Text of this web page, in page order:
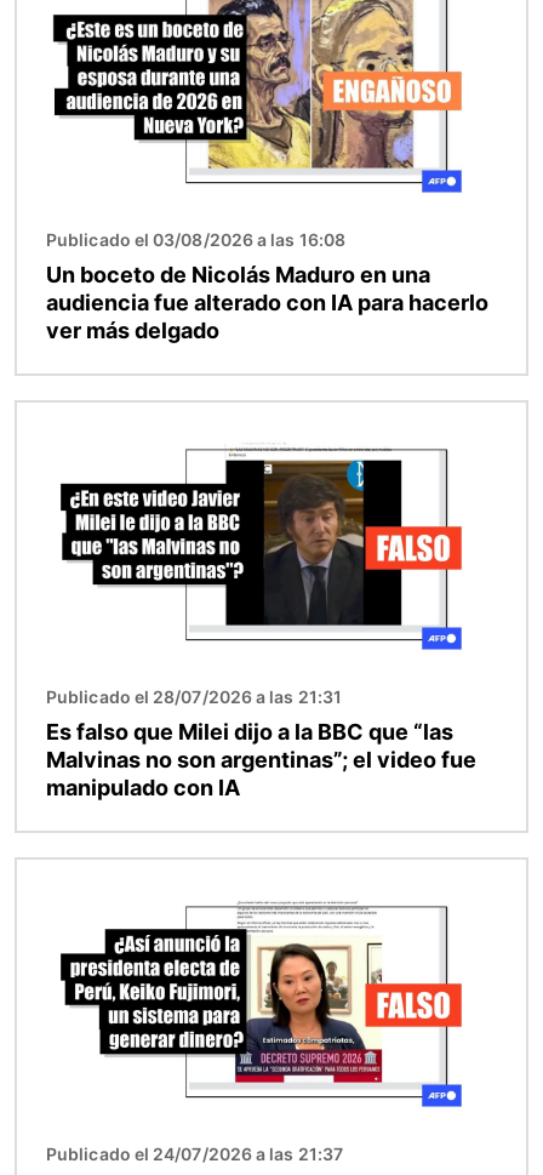
Publicado el 03/08/2026 a las 16:08
Un boceto de Nicolás Maduro en una
audiencia fue alterado con IA para hacerlo
ver más delgado
Publicado el 28/07/2026 a las 21:31
Es falso que Milei dijo a la BBC que “las
Malvinas no son argentinas”; el video fue
manipulado con IA
Publicado el 24/07/2026 a las 21:37